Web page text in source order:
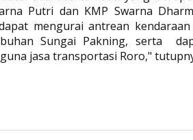
Putri dan KMP Swarna
mengurai antrean
Sungai Pakning, serta
jasa transportasi Roro,"